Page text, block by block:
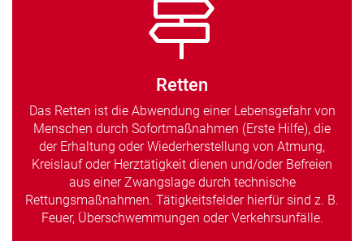
Retten
Das Retten ist die Abwendung einer Lebensgefahr von
Menschen durch Sofortmaßnahmen (Erste Hilfe), die
der Erhaltung oder Wiederherstellung von Atmung,
Kreislauf oder Herztätigkeit dienen und/oder Befreien
aus einer Zwangslage durch technische
Rettungsmaßnahmen. Tätigkeitsfelder hierfür sind z. B.
Feuer, Überschwemmungen oder Verkehrsunfälle.